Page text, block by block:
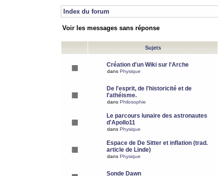
Index du forum
Voir les messages sans réponse
Sujets
Création d'un Wiki sur l'Arche
dans Physique
De l'esprit, de l'historicité et de
l'athéisme.
dans Philosophie
Le parcours lunaire des astronautes
d'Apollo11
dans Physique
Espace de De Sitter et inflation (trad.
article de Linde)
dans Physique
Sonde Dawn